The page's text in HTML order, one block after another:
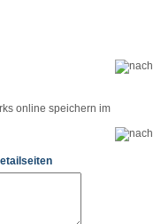
online speichern im